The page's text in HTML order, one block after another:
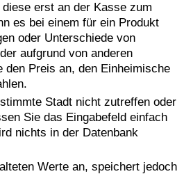
erst an der Kasse zum
es bei einem für ein Produkt
oder Unterschiede von
aufgrund von anderen
den Preis an, den Einheimische
Stadt nicht zutreffen oder
Sie das Eingabefeld einfach
nichts in der Datenbank
Werte an, speichert jedoch
Index
Index nach Land
nach Land
Land